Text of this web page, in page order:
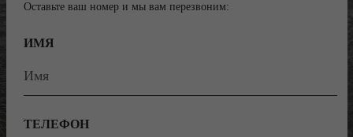
Оставьте ваш номер и мы вам перезвоним:
ИМЯ
ТЕЛЕФОН